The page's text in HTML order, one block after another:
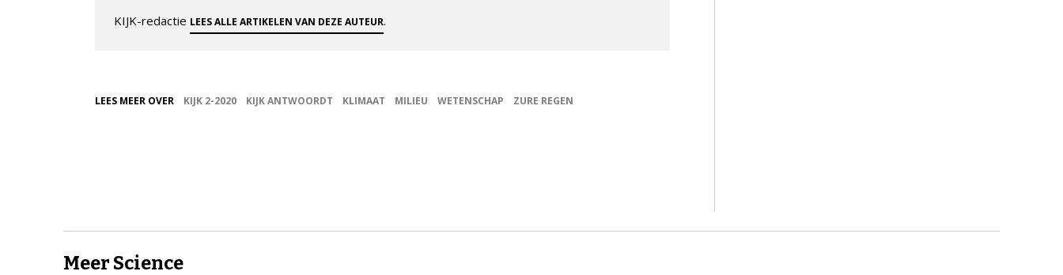
KIJK-redactie LEES ALLE ARTIKELEN VAN DEZE AUTEUR.
LEES MEER OVER KIJK 2-2020 KIJK ANTWOORDT KLIMAAT MILIEU WETENSCHAP ZURE REGEN
Meer Science